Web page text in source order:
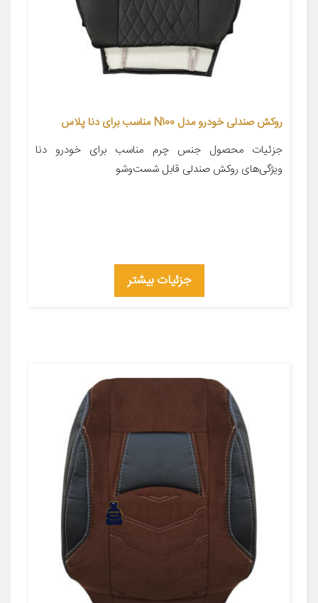
روکش صندلی خودرو مدل N100 مناسب برای دنا پلاس
جزئیات محصول جنس چرم مناسب برای خودرو دنا
ویژگی‌های روکش صندلی قابل شست‌وشو
جزئیات بیشتر